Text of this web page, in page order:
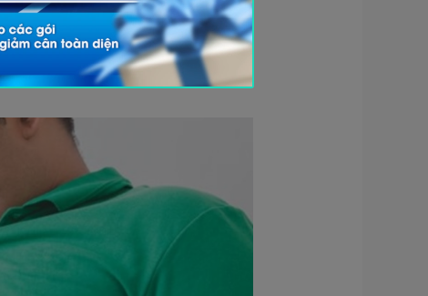
vào buổi sáng. Thiếu ngủ còn
dẫn tới các bệnh lý mạn tính